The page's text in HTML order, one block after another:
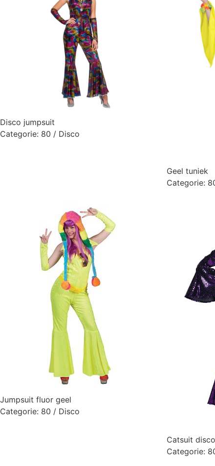
Disco jumpsuit
Categorie: 80 / Disco
Geel tuniek
Categorie:
Jumpsuit fluor geel
Categorie: 80 / Disco
Catsuit disco
Categorie: